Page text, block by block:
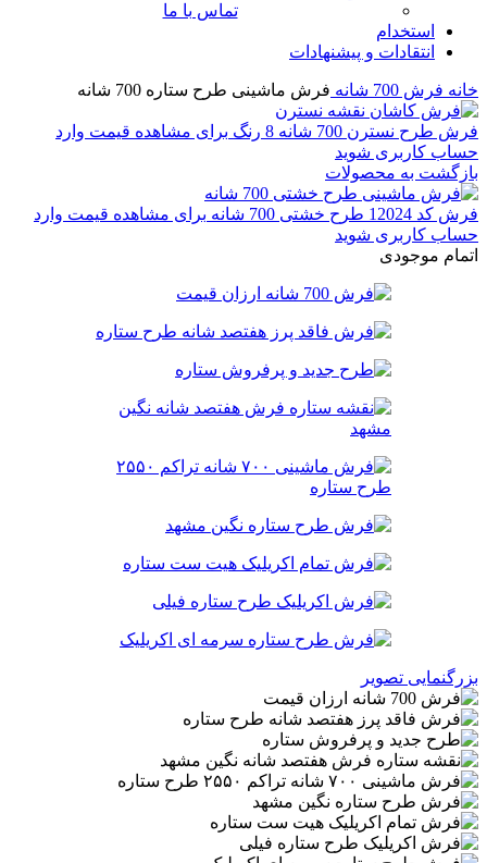
تماس با ما
استخدام
انتقادات و پیشنهادات
خانه فرش 700 شانه فرش ماشینی طرح ستاره 700 شانه
فرش طرح نسترن 700 شانه 8 رنگ
برای مشاهده قیمت وارد
حساب کاربری شوید
بازگشت به محصولات
فرش کد 12024 طرح خشتی 700 شانه
برای مشاهده قیمت وارد
حساب کاربری شوید
اتمام موجودی
بزرگنمایی تصویر